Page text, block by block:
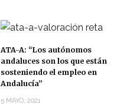
ATA-A: “Los autónomos
andaluces son los que están
sosteniendo el empleo en
Andalucía”
5 MAYO, 2021